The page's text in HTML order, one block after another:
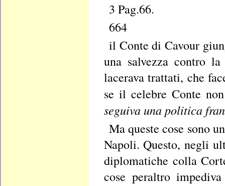
3 Pag.66.
664
il Conte di Cavour
una salvezza contro
lacerava trattati, che
se il celebre Conte
seguiva una politica
Ma queste cose sono
Napoli. Questo, negli
diplomatiche colla
cose peraltro